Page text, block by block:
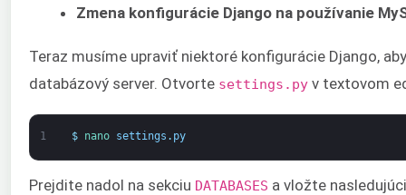
Zmena konfigurácie Django na používanie
Teraz musíme upraviť niektoré konfigurácie Django,
databázový server. Otvorte settings.py v textovom
1 $ nano settings . py
Prejdite nadol na sekciu DATABASES a vložte